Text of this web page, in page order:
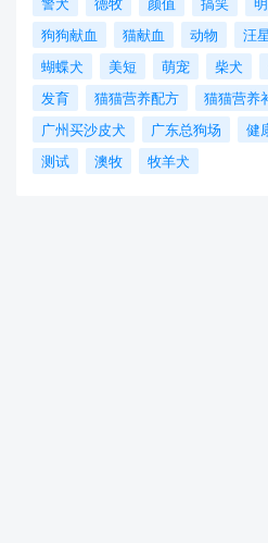
狗狗献血
猫献血 动物 汪
蝴蝶犬
美短 萌宠 柴犬
发育
猫猫营养配方 猫猫营养
广州买沙皮犬
广东总狗场 健
测试
澳牧 牧羊犬